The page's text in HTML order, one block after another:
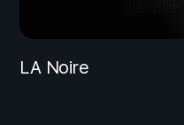
LA Noire